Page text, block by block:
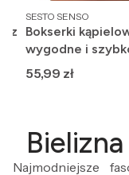
z
PRODUCENT
SESTO SENSO
Bokserki
wygodne i
Cena
55,99 zł
Najmodniejsze